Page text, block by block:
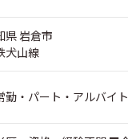
県 岩倉市
犬山線
勤・パート・アルバイト